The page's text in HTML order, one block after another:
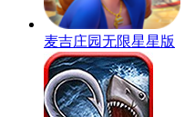
麦吉庄园无限星星版